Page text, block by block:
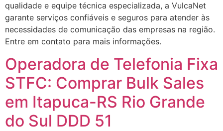
qualidade e equipe técnica especializada, a VulcaNet
garante serviços confiáveis e seguros para atender às
necessidades de comunicação das empresas na região.
Entre em contato para mais informações.
Operadora de Telefonia Fixa
STFC: Comprar Bulk Sales
em Itapuca-RS Rio Grande
do Sul DDD 51